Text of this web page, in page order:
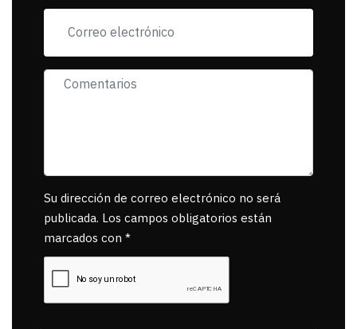
muerta.
Su dirección de correo electrónico no será
publicada. Los campos obligatorios están
marcados con *